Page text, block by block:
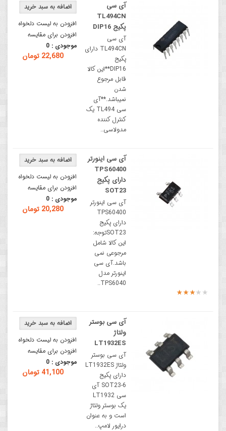
افزودن به لیست دلخواه
افزودن برای مقایسه
موجودی : 0
22,680 تومان
آی سی
TL494CN
پکیج DIP16
آی سی
TL494CN دارای
پکیج
DIP16**این کالا
قابل مرجوع
شدن
نمیباشد.**آی
سی TL494 یک
کنترل کننده
مدولاسی..
افزودن به لیست دلخواه
افزودن برای مقایسه
موجودی : 0
20,280 تومان
آی سی اینورتر
TPS60400
دارای پکیج
SOT23
آی سی اینورتر
TPS60400
دارای پکیج
SOT23توجه:
این کالا شامل
مرجوعی نمی
باشد.آی سی
اینورتر مدل
TPS6040..
افزودن به لیست دلخواه
افزودن برای مقایسه
موجودی : 0
41,100 تومان
آی سی بوستر
ولتاژ
LT1932ES
آی سی بوستر
ولتاژ LT1932ES
دارای پکیج
SOT23-6 آی
سی LT1932
یک بوستر ولتاژ
است و به عنوان
درایور لامپ..